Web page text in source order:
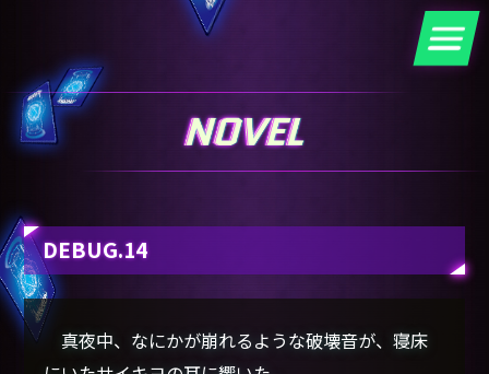
DEBUG.14
真夜中、なにかが崩れるような破壊音が、寝床